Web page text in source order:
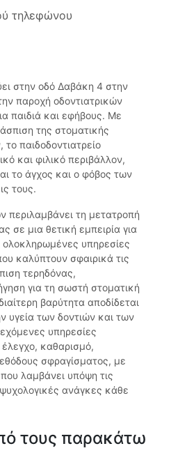
τηλεφώνου
στην οδό Δαβάκη 4 στην
παροχή οδοντιατρικών
παιδιά και εφήβους. Με
της στοματικής
παιδοδοντιατρείο
και φιλικό περιβάλλον,
το άγχος και ο φόβος των
τους.
περιλαμβάνει τη μετατροπή
σε μια θετική εμπειρία για
ολοκληρωμένες υπηρεσίες
καλύπτουν σφαιρικά τις
τερηδόνας,
για τη σωστή στοματική
βαρύτητα αποδίδεται
υγεία των δοντιών και των
υπηρεσίες
καθαρισμό,
σφραγίσματος, με
λαμβάνει υπόψη τις
ψυχολογικές ανάγκες κάθε
τους παρακάτω